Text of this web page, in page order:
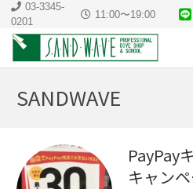
03-3345-
0201
11:00〜19:00
SANDWAVE
PayPay
キャンペ